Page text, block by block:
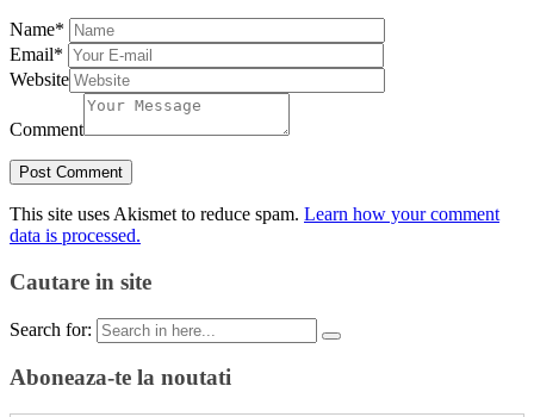
Name*
Email*
Website
Comment
This site uses Akismet to reduce spam. Learn how your comment
data is processed.
Cautare in site
Search for:
Aboneaza-te la noutati